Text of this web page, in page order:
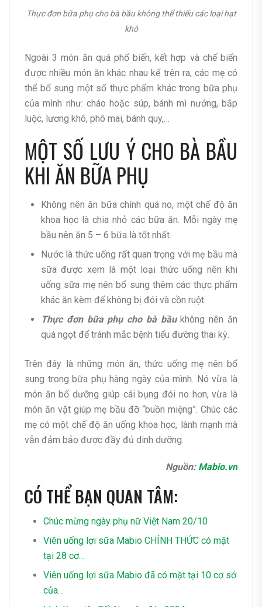
Thực đơn bữa phụ cho bà bầu không thể thiếu các loại hạt
khô
Ngoài 3 món ăn quá phổ biến, kết hợp và chế biến
được nhiều món ăn khác nhau kể trên ra, các mẹ có
thể bổ sung một số thực phẩm khác trong bữa phụ
của mình như: cháo hoặc súp, bánh mì nướng, bắp
luộc, lương khô, phô mai, bánh quy,…
MỘT SỐ LƯU Ý CHO BÀ BẦU
KHI ĂN BỮA PHỤ
Không nên ăn bữa chính quá no, một chế độ ăn
khoa học là chia nhỏ các bữa ăn. Mỗi ngày mẹ
bầu nên ăn 5 – 6 bữa là tốt nhất.
Nước là thức uống rất quan trọng với mẹ bầu mà
sữa được xem là một loại thức uống nên khi
uống sữa mẹ nên bổ sung thêm các thực phẩm
khác ăn kèm để không bị đói và cồn ruột.
Thực đơn bữa phụ cho bà bầukhông nên ăn
quá ngọt để tránh mắc bệnh tiểu đường thai kỳ.
Trên đây là những món ăn, thức uống mẹ nên bổ
sung trong bữa phụ hàng ngày của mình. Nó vừa là
món ăn bổ dưỡng giúp cái bụng đói no hơn, vừa là
món ăn vặt giúp mẹ bầu đỡ “buồn miệng”. Chúc các
mẹ có một chế độ ăn uống khoa học, lành mạnh mà
vẫn đảm bảo được đầy đủ dinh dưỡng.
Nguồn: Mabio.vn
CÓ THỂ BẠN QUAN TÂM:
Chúc mừng ngày phụ nữ Việt Nam 20/10
Viên uống lợi sữa Mabio CHÍNH THỨC có mặt
tại 28 cơ…
Viên uống lợi sữa Mabio đã có mặt tại 10 cơ sở
của…